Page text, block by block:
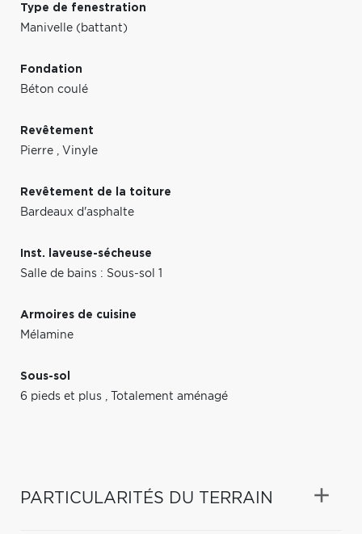
Type de fenestration
Manivelle (battant)
Fondation
Béton coulé
Revêtement
Pierre , Vinyle
Revêtement de la toiture
Bardeaux d'asphalte
Inst. laveuse-sécheuse
Salle de bains : Sous-sol 1
Armoires de cuisine
Mélamine
Sous-sol
6 pieds et plus , Totalement aménagé
PARTICULARITÉS DU TERRAIN